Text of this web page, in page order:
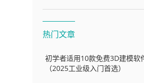
热门文章
初学者适用10款免费3D建模软
（2025工业级入门首选）